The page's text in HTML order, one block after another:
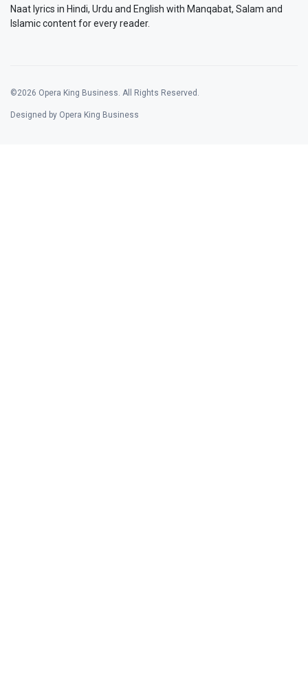
Naat lyrics in Hindi, Urdu and English with Manqabat, Salam and
Islamic content for every reader.
©2026 Opera King Business. All Rights Reserved.
Designed by Opera King Business